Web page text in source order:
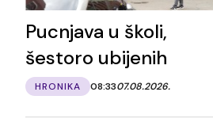
Pucnjava u školi,
šestoro ubijenih
HRONIKA 08:3307.08.2026.